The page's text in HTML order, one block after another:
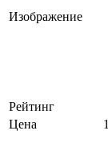
Изображение
Рейтинг
Цена